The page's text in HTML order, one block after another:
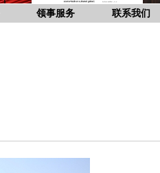
领事服务 联系我们